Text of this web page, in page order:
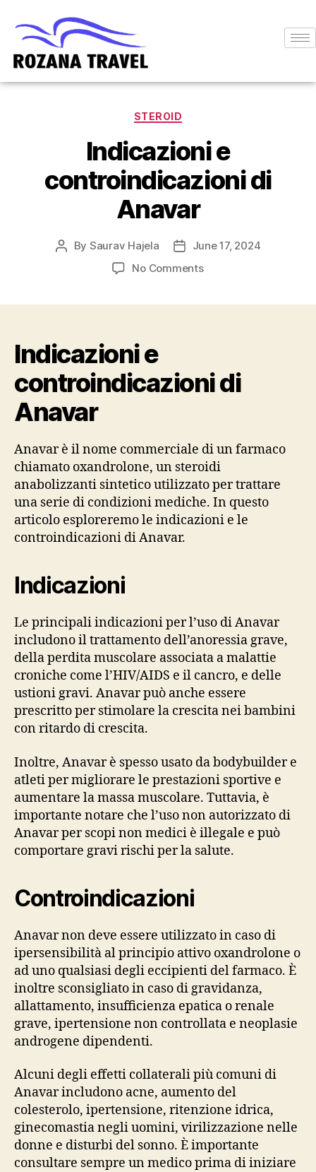
STEROID
Indicazioni e
controindicazioni di
Anavar
By Saurav Hajela
June 17, 2024
No Comments
Indicazioni e
controindicazioni di
Anavar
Anavar è il nome commerciale di un farmaco
chiamato oxandrolone, un steroidi
anabolizzanti sintetico utilizzato per trattare
una serie di condizioni mediche. In questo
articolo esploreremo le indicazioni e le
controindicazioni di Anavar.
Indicazioni
Le principali indicazioni per l’uso di Anavar
includono il trattamento dell’anoressia grave,
della perdita muscolare associata a malattie
croniche come l’HIV/AIDS e il cancro, e delle
ustioni gravi. Anavar può anche essere
prescritto per stimolare la crescita nei bambini
con ritardo di crescita.
Inoltre, Anavar è spesso usato da bodybuilder e
atleti per migliorare le prestazioni sportive e
aumentare la massa muscolare. Tuttavia, è
importante notare che l’uso non autorizzato di
Anavar per scopi non medici è illegale e può
comportare gravi rischi per la salute.
Controindicazioni
Anavar non deve essere utilizzato in caso di
ipersensibilità al principio attivo oxandrolone o
ad uno qualsiasi degli eccipienti del farmaco. È
inoltre sconsigliato in caso di gravidanza,
allattamento, insufficienza epatica o renale
grave, ipertensione non controllata e neoplasie
androgene dipendenti.
Alcuni degli effetti collaterali più comuni di
Anavar includono acne, aumento del
colesterolo, ipertensione, ritenzione idrica,
ginecomastia negli uomini, virilizzazione nelle
donne e disturbi del sonno. È importante
consultare sempre un medico prima di iniziare